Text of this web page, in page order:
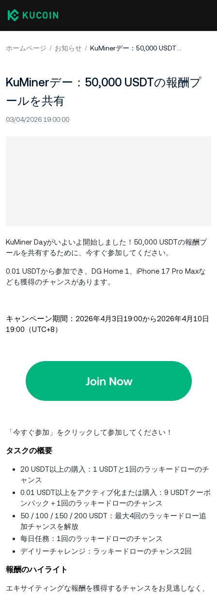
ホームページ お知らせ KuMinerデー：50,000 USDTの報酬プールを共有
KuMinerデー：50,000 USDTの報酬プ
ールを共有
03/04/2026 19:00:00
KuMiner Dayがいよいよ開始しました！50,000 USDTの報酬プ
ールを共有するために、今すぐ参加してください。
0.01 USDTから参加でき、DG Home 1、iPhone 17 Pro Maxな
ども獲得のチャンスがあります。
キャンペーン期間： 2026年4月3日19:00から2026年4月10日
19:00（UTC+8）
「今すぐ参加」をクリックして参加してください！
タスクの概要
20 USDT以上の購入：1 USDTと1回のラッキードローのチ
ャンス
0.01 USDT以上をアクティブ化または購入：9 USDTクーポ
ンパック＋1回のラッキードローのチャンス
50 / 100 / 150 / 200 USDT：最大4回のラッキードロー追
加チャンスを解放
每日任務：1回のラッキードローのチャンス
デイリーチャレンジ：ラッキードローのチャンス2回
報酬のハイライト
エキサイティングな報酬を獲得するチャンスをお見逃しなく、